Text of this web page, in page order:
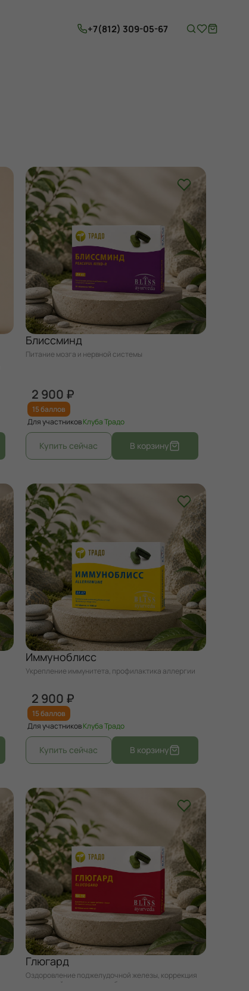
+7(812) 309-05-67
Блиссминд
Питание мозга и нервной системы
2 900 ₽
15 баллов
Для участниковКлуба Традо
Иммуноблисс
Укрепление иммунитета, профилактика аллергии
2 900 ₽
15 баллов
Для участниковКлуба Традо
Глюгард
Оздоровление поджелудочной железы, коррекция
нарушений углеводного обмена.